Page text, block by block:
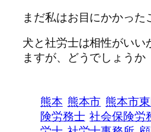
まだ私はお目にかかった
犬と社労士は相性がいい
ますが、どうでしょうか
熊本 熊本市 熊本市
険労務士 社会保険労